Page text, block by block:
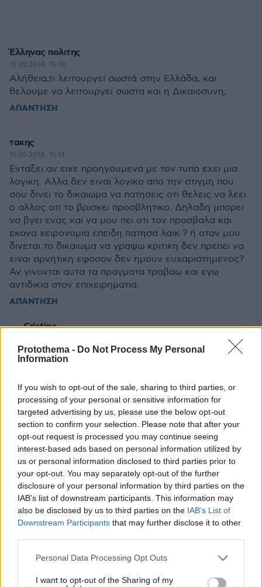
Protothema - Do Not Process My Personal
Information
If you wish to opt-out of the sale, sharing to third parties, or
processing of your personal or sensitive information for
targeted advertising by us, please use the below opt-out
section to confirm your selection. Please note that after your
opt-out request is processed you may continue seeing
interest-based ads based on personal information utilized by
us or personal information disclosed to third parties prior to
your opt-out. You may separately opt-out of the further
disclosure of your personal information by third parties on the
IAB’s list of downstream participants. This information may
also be disclosed by us to third parties on the IAB’s List of
Downstream Participants that may further disclose it to other
Please note that this website/app uses one or more Google
not limited to your visit or usage behaviour. You may click to
Personal Data Processing Opt Outs
I want to opt-out of the Sharing of my
Έλληνας πολιτης
15.05.2018, 15:36
Αλήθεια,τι λειτουργεί σωστά στην Ελλάδα, και
θελουμε να λειτουργεί σωστα και η Δικαιοσυνη;
ΑΠΑΝΤΗΣΗ
τακης
15.05.2018, 15:14
Ενταξει αν ειχε προηγουμενα με τον τυπο εχει μια
λογικη. Αλλα δεν ειναι λογικο απο την στιγμη που
σου δινει το δικαιωμα να πατησεις οτι θελεις να λεει
ο αλλος οτι το βρισκει προσβλητικο. Δηλαδη μπορει
να βγει ενας και να μου πει οτι τον προσβαλα και
εκανα χειρονομια επειδη πατησα λαικ ? ή οταν μου
δινεται το δικαιωμα να γραψω κριτικη δεν πρεπει να
ειναι αρνητικη εφοσον δεν ημουν ευχαριστημενος?
Αν γινονται αυτα τα πραγματα τραβαω και εγω
αντιδικια στον επιχειρηματια.
ΑΠΑΝΤΗΣΗ
Cristine
Δεν καταλαβαίνετε τα στοιχειώδη. Υπήρχαν
ασφαλιστικά μέτρα εναντίον του για κακόβουλη
με οποιονδήποτε τρόπο που θα μπορούσε να είναι
δυσφημιστικός για την επιχείρησή της εναγουσας.
Το φατσακι με το χα χα κάτω από μια διαφήμιση
προϊόντος τι ακριβώς σημαίνει? Δεν είναι
δυσφημιστικό? Τι Δεν καταλαβαίνετε? Πολύ καλά
έκαναν οι δικαστές!
ΑΠΑΝΤΗΣΗ
Σεβαστή
15.05.2018, 21:11
Αφού η κυρία έκανε ασφαλιστικά μέτρα στον
κύριο για την πραγματική της ζωή τότε
κάθε μέσο κοινωνικής δικτύωσης από το οποίο
ο ίδιος μπορεί να επέμβει, η στάση της ήταν